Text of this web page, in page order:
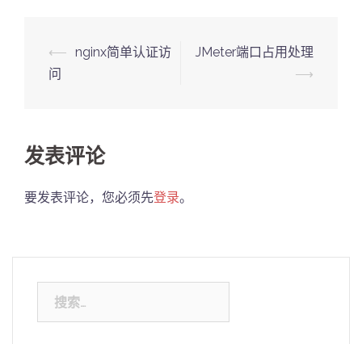
Post
navigation
⟵ nginx简单认证访
问
JMeter端口占用处理
⟶
发表评论
要发表评论，您必须先登录。
索：